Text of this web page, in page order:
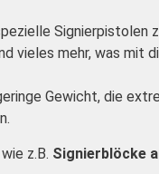
Signierpistolen
vieles mehr, was mit
Gewicht, die
z.B. Signierblöcke